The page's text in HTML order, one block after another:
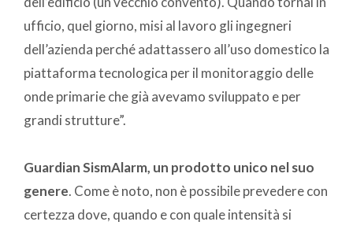
ufficio, quel giorno, misi al lavoro gli ingegneri
dell’azienda perché adattassero all’uso domestico la
piattaforma tecnologica per il monitoraggio delle
onde primarie che già avevamo sviluppato e per
grandi strutture”.
Guardian SismAlarm, un prodotto unico nel suo
genere. Come è noto, non è possibile prevedere con
certezza dove, quando e con quale intensità si